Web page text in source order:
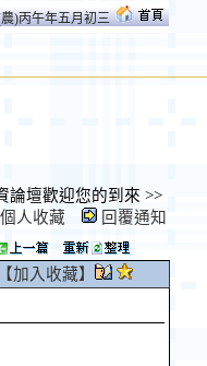
農)丙午年五月初三
論壇歡迎您的到來 >>
個人收藏
回覆通知
【加入收藏】